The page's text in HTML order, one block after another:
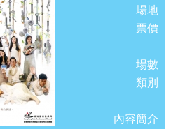
場地
票價
場數
類別
內容簡介